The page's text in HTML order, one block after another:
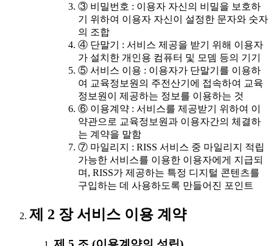
③ 비밀번호 : 이용자 자신의 비밀을 보호하
기 위하여 이용자 자신이 설정한 문자와 숫자
의 조합
④ 단말기 : 서비스 제공을 받기 위해 이용자
가 설치한 개인용 컴퓨터 및 모뎀 등의 기기
⑤ 서비스 이용 : 이용자가 단말기를 이용하
여 교육정보원의 주전산기에 접속하여 교육
정보원이 제공하는 정보를 이용하는 것
⑥ 이용계약 : 서비스를 제공받기 위하여 이
약관으로 교육정보원과 이용자간의 체결하
는 계약을 말함
⑦ 마일리지 : RISS 서비스 중 마일리지 적립
가능한 서비스를 이용한 이용자에게 지급되
며, RISS가 제공하는 특정 디지털 콘텐츠를
구입하는 데 사용하도록 만들어진 포인트
제 2 장 서비스 이용 계약